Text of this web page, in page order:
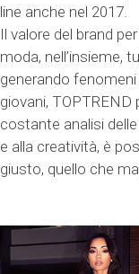
line anche nel 2017.
Il valore del brand
moda, nell’insieme,
generando
giovani,
costante analisi
e alla creatività, è
giusto, quello che